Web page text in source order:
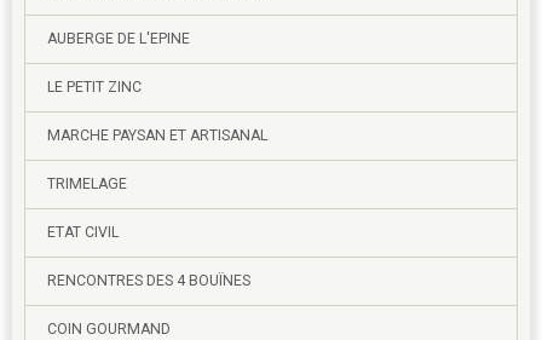
AUBERGE DE L'EPINE
LE PETIT ZINC
MARCHE PAYSAN ET ARTISANAL
TRIMELAGE
ETAT CIVIL
RENCONTRES DES 4 BOUÏNES
COIN GOURMAND